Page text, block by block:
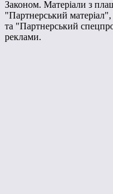
Законом. Матеріали з
"Партнерський
та "Партнерський
реклами.